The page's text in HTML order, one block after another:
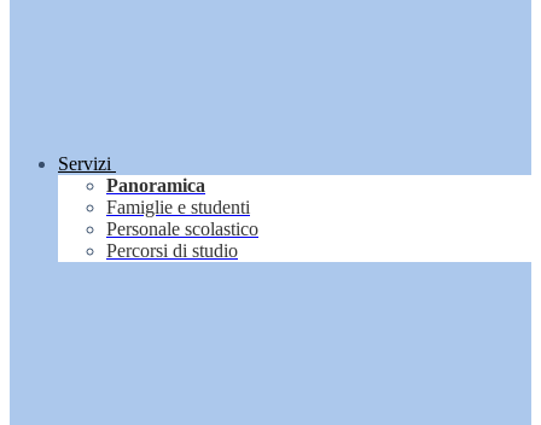
Servizi
Panoramica
Famiglie e studenti
Personale scolastico
Percorsi di studio